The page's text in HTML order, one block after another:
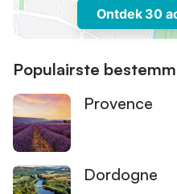
Ontdek 30
Populairste
Provence
Dordogne